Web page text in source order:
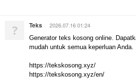
? Teks 2026.07.16 01:24
Generator teks kosong online.
mudah untuk semua keperluan Anda.
https://tekskosong.xyz/
https://tekskosong.xyz/en/